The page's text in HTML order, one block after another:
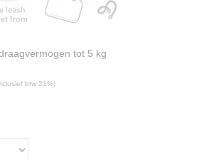
tot 5 kg
btw 21%)